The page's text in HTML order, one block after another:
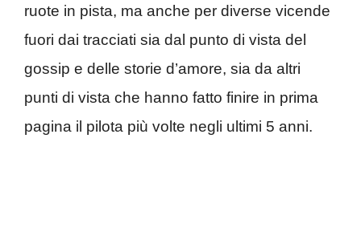
ruote in pista, ma anche per diverse vicende
fuori dai tracciati sia dal punto di vista del
gossip e delle storie d’amore, sia da altri
punti di vista che hanno fatto finire in prima
pagina il pilota più volte negli ultimi 5 anni.